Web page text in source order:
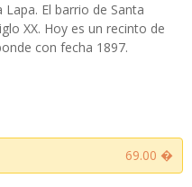
El barrio de Santa
XX. Hoy es un recinto de
con fecha 1897.
69.00 �